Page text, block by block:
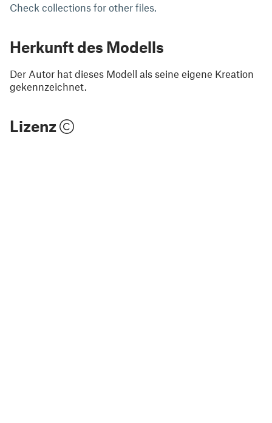
Check collections for other files.
Herkunft des Modells
Der Autor hat dieses Modell als seine eigene Kreation
gekennzeichnet.
Lizenz